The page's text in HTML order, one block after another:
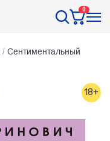
0
/ Сентиментальный
18+